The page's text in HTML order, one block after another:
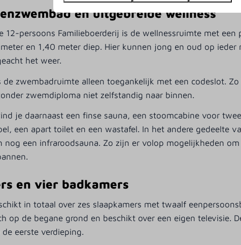
Kinderfaciliteiten
Minigolf
Overdekt
en uitgebreide wellness
12-persoons Familieboerderij is de wellnessruimte met een
en 1,40 meter diep. Hier kunnen jong en oud op ieder
het weer.
zwembadruimte alleen toegankelijk met een codeslot.
zwemdiploma niet zelfstandig naar binnen.
je daarnaast een finse sauna, een stoomcabine voor
een apart toilet en een wastafel. In het andere gedeelte
nog een infraroodsauna. Zo zijn er volop mogelijkheden
en vier badkamers
in totaal over zes slaapkamers met twaalf
op de begane grond en beschikt over een eigen televisie.
eerste verdieping.